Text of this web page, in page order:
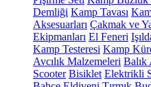
Demliği Kamp Tavası
Aksesuarları Çakmak ve
Ekipmanları El Feneri
Kamp Testeresi Kamp
Avcılık Malzemeleri Balık
Scooter Bisiklet Elektrikli